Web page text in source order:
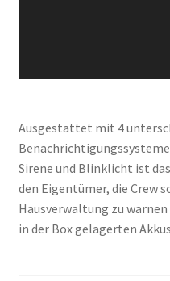
Ausgestattet mit 4
Sirene und Blinklicht ist
den Eigentümer, die Crew
Hausverwaltung zu
in der Box gelagerten